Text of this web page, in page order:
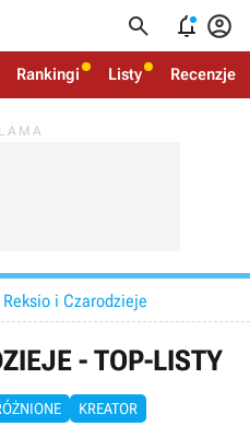
  
Rankingi Listy Recenzje
Reksio i Czarodzieje
- TOP-LISTY
KREATOR